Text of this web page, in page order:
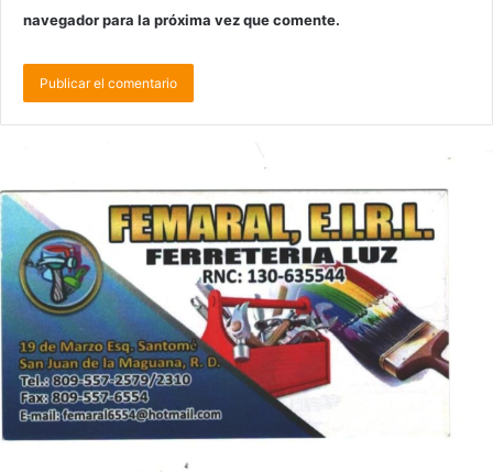
navegador para la próxima vez que comente.